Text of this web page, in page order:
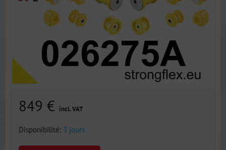
849 € incl. VAT
Disponibilité: 3 jours